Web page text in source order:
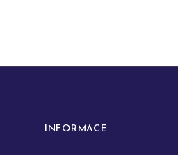
INFORMACE